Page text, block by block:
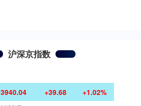
沪深京指数
3940.04 +39.68 +1.02%